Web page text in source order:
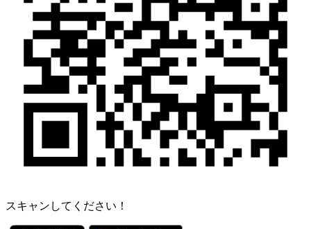
スキャンしてください！